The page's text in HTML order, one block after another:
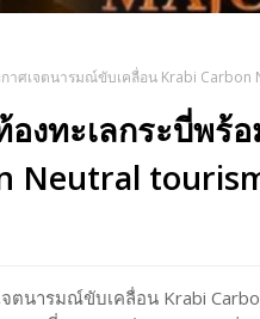
าศเจตนารมณ์ขับเคลื่อน Krabi
งทะเลกระบี่พร้
Neutral
ตนารมณ์ขับเคลื่อน Krabi